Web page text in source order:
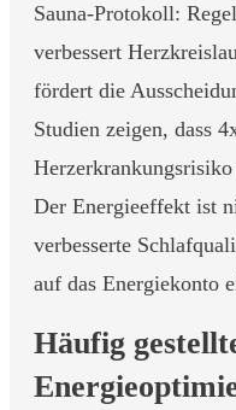
Sauna-Protokoll:
verbessert
fördert die
Studien zeigen, dass
Der Energieeffekt ist
verbesserte
auf das Energiekonto
Häufig